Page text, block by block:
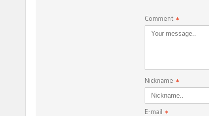
Comment *
Nickname *
E-mail *